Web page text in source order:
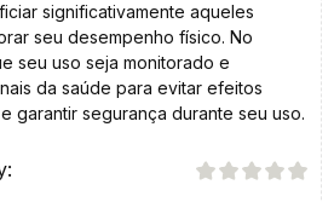
significativamente aqueles
seu desempenho físico. No
seu uso seja monitorado e
da saúde para evitar efeitos
garantir segurança durante seu uso.